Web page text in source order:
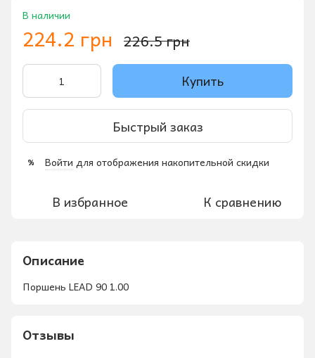
В наличии
224.2 грн 226.5 грн
Купить
Быстрый заказ
% Войти для отображения накопительной скидки
В избранное К сравнению
Описание
Поршень LEAD 90 1.00
Отзывы